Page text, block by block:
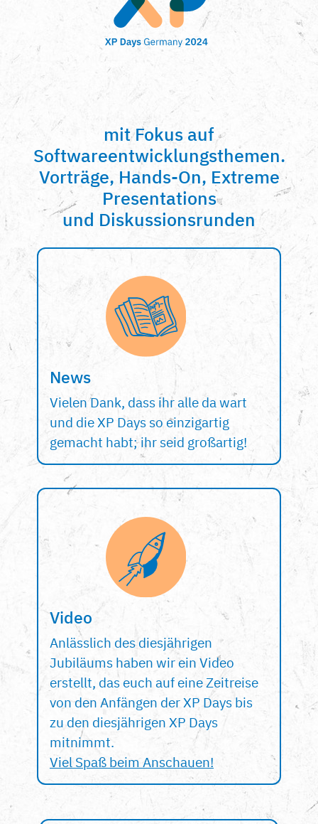
mit Fokus auf
Softwareentwicklungsthemen.
Vorträge, Hands-On, Extreme
Presentations
und Diskussionsrunden
News
Vielen Dank, dass ihr alle da wart
und die XP Days so einzigartig
gemacht habt; ihr seid großartig!
Video
Anlässlich des diesjährigen
Jubiläums haben wir ein Video
erstellt, das euch auf eine Zeitreise
von den Anfängen der XP Days bis
zu den diesjährigen XP Days
mitnimmt.
Viel Spaß beim Anschauen!